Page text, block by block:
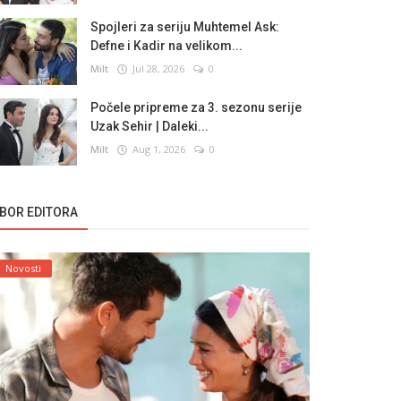
Spojleri za seriju Muhtemel Ask:
Defne i Kadir na velikom...
Milt Jul 28, 2026 0
Počele pripreme za 3. sezonu serije
Uzak Sehir | Daleki...
Milt Aug 1, 2026 0
EDITORA
Novosti